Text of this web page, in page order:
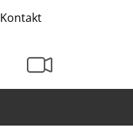
Kontakt